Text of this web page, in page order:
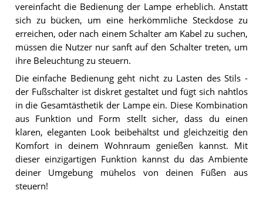
vereinfacht die Bedienung der Lampe erheblich. Anstatt
sich zu bücken, um eine herkömmliche Steckdose zu
erreichen, oder nach einem Schalter am Kabel zu suchen,
müssen die Nutzer nur sanft auf den Schalter treten, um
ihre Beleuchtung zu steuern.
Die einfache Bedienung geht nicht zu Lasten des Stils -
der Fußschalter ist diskret gestaltet und fügt sich nahtlos
in die Gesamtästhetik der Lampe ein. Diese Kombination
aus Funktion und Form stellt sicher, dass du einen
klaren, eleganten Look beibehältst und gleichzeitig den
Komfort in deinem Wohnraum genießen kannst. Mit
dieser einzigartigen Funktion kannst du das Ambiente
deiner Umgebung mühelos von deinen Füßen aus
steuern!